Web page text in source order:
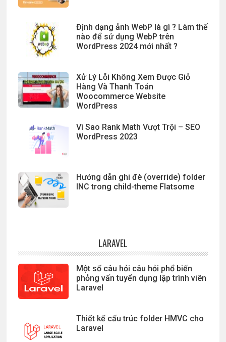
Định dạng ảnh WebP là gì ? Làm thế
nào để sử dụng WebP trên
WordPress 2024 mới nhất ?
Xử Lý Lỗi Không Xem Được Giỏ
Hàng Và Thanh Toán
Woocommerce Website
WordPress
Vì Sao Rank Math Vượt Trội – SEO
WordPress 2023
Hướng dẫn ghi đè (override) folder
INC trong child-theme Flatsome
LARAVEL
Một số câu hỏi câu hỏi phổ biến
phỏng vấn tuyển dụng lập trình viên
Laravel
Thiết kế cấu trúc folder HMVC cho
Laravel